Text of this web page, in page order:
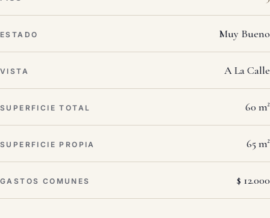
ESTADO Muy Bueno
VISTA A La Calle
SUPERFICIE TOTAL 60 m²
SUPERFICIE PROPIA 65 m²
GASTOS COMUNES $ 12.000